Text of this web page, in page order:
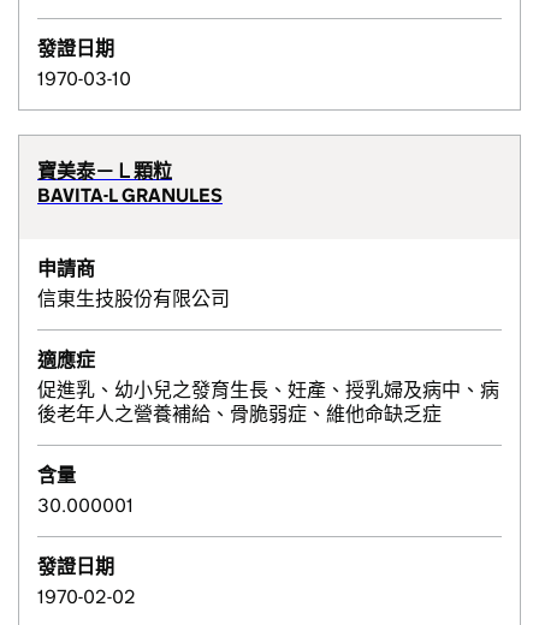
發證日期
1970-03-10
寶美泰－Ｌ顆粒
BAVITA-L GRANULES
申請商
信東生技股份有限公司
適應症
促進乳、幼小兒之發育生長、妊產、授乳婦及病中、病
後老年人之營養補給、骨脆弱症、維他命缺乏症
含量
30.000001
發證日期
1970-02-02